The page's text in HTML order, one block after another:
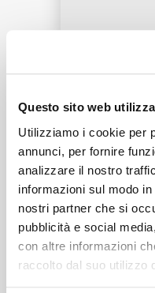
Questo sito web
Utilizziamo i cookie per
annunci, per fornire
analizzare il nostro
informazioni sul modo
nostri partner che si
pubblicità e social
con altre informazioni
raccolto dal suo utilizzo
1 DA QUANDO
LastG
Formati disponibili: